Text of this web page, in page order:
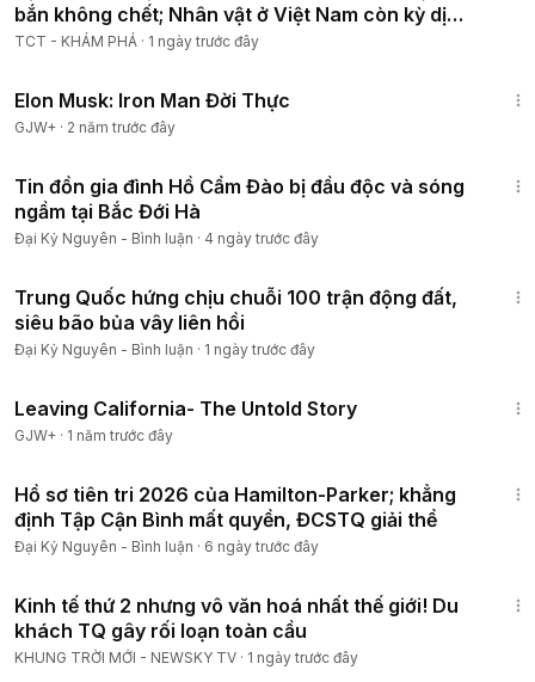
bắn không chết; Nhân vật ở Việt Nam còn kỳ dị
hơn!
TCT - KHÁM PHÁ · 1 ngày trước đây
Elon Musk: Iron Man Đời Thực
GJW+ · 2 năm trước đây
Tin đồn gia đình Hồ Cẩm Đào bị đầu độc và sóng
ngầm tại Bắc Đới Hà
Đại Kỷ Nguyên - Bình luận · 4 ngày trước đây
Trung Quốc hứng chịu chuỗi 100 trận động đất,
siêu bão bủa vây liên hồi
Đại Kỷ Nguyên - Bình luận · 1 ngày trước đây
Leaving California- The Untold Story
GJW+ · 1 năm trước đây
Hồ sơ tiên tri 2026 của Hamilton-Parker; khẳng
định Tập Cận Bình mất quyền, ĐCSTQ giải thể
Đại Kỷ Nguyên - Bình luận · 6 ngày trước đây
Kinh tế thứ 2 nhưng vô văn hoá nhất thế giới! Du
khách TQ gây rối loạn toàn cầu
KHUNG TRỜI MỚI - NEWSKY TV · 1 ngày trước đây